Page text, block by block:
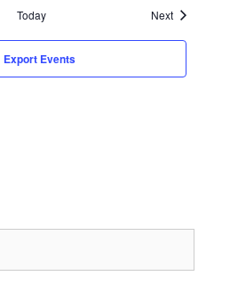
Today NextEvents
Export Events